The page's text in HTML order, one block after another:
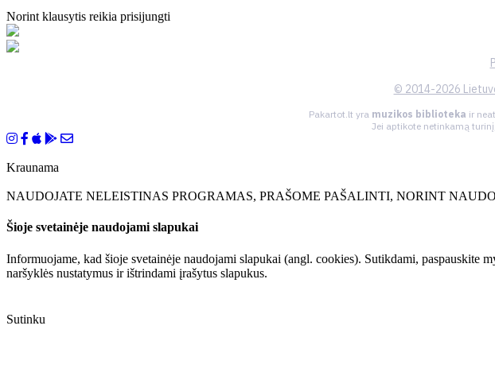
Norint klausytis reikia prisijungti
© 2014-2026
Pakartot.lt yra muzikos biblioteka ir
Jei aptikote netinkamą
Kraunama
NAUDOJATE NELEISTINAS PROGRAMAS, PRAŠOME PAŠALINTI, NORINT
Šioje svetainėje naudojami slapukai
Informuojame, kad šioje svetainėje naudojami slapukai (angl. cookies). Sutikdami, paspauskite
naršyklės nustatymus ir ištrindami įrašytus slapukus.
Sutinku